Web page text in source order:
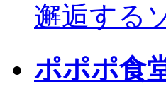
邂逅する
ポポポ食